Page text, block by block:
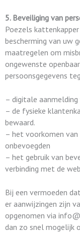
5. Beveiliging van
Poezels
bescherming van uw
maatregelen om
ongewenste
persoonsgegevens
– digitale
– de fysieke
bewaard.
– het voorkomen
onbevoegden
– het gebruik van
verbinding met de
Bij een vermoeden
er aanwijzingen zijn
opgenomen via
dan zo snel mogelijk